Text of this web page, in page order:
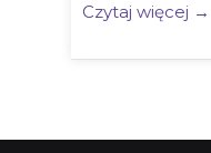
Czytaj więcej →